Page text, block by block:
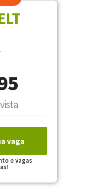
vaga
e vagas